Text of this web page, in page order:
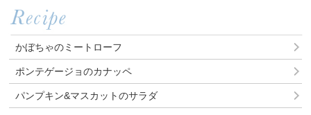
かぼちゃのミートローフ
ポンテゲージョのカナッペ
パンプキン&マスカットのサラダ